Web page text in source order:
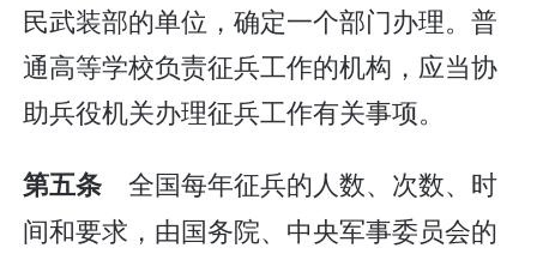
民武装部的单位，确定一个部门办理。普
通高等学校负责征兵工作的机构，应当协
助兵役机关办理征兵工作有关事项。
第五条 全国每年征兵的人数、次数、时
间和要求，由国务院、中央军事委员会的